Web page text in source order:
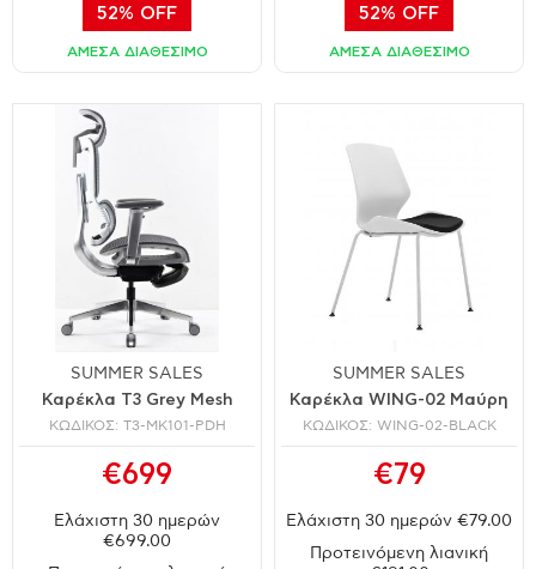
52% OFF
ΑΜΕΣΑ ΔΙΑΘΕΣΙΜΟ
52% OFF
ΑΜΕΣΑ ΔΙΑΘΕΣΙΜΟ
SUMMER SALES
Καρέκλα T3 Grey Mesh
ΚΩΔΙΚΟΣ: T3-MK101-PDH
€699
Ελάχιστη 30 ημερών
€699.00
SUMMER SALES
Καρέκλα WING-02 Μαύρη
ΚΩΔΙΚΟΣ: WING-02-BLACK
€79
Ελάχιστη 30 ημερών €79.00
Προτεινόμενη λιανική